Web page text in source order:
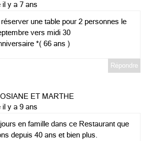
il y a 7 ans
une table pour 2 personnes le
vers midi 30
*( 66 ans )
Répondre
ET MARTHE
il y a 9 ans
en famille dans ce Restaurant que
depuis 40 ans et bien plus.